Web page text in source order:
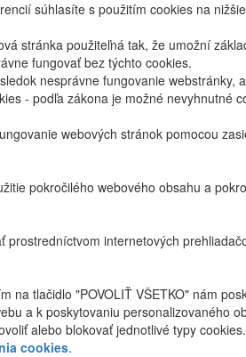
súhlasíte s použitím cookies na
stránka použiteľná tak, že umožní
fungovať bez týchto cookies.
nesprávne fungovanie webstránky,
- podľa zákona je možné nevyhnutné
webových stránok pomocou
pokročilého webového obsahu a
prostredníctvom internetových
na tlačidlo "POVOLIŤ VŠETKO" nám
a k poskytovaniu personalizovaného
alebo blokovať jednotlivé typy
cookies.